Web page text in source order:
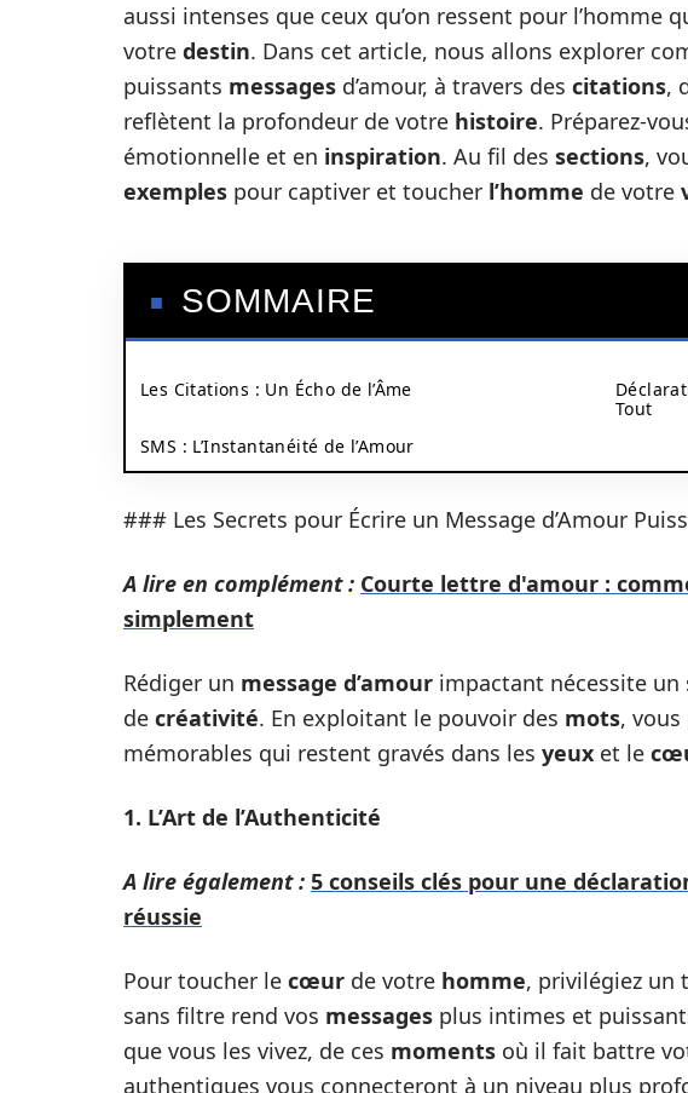
aussi intenses que ceux qu’on ressent pour l’homme
votre destin. Dans cet article, nous allons explorer
puissants messages d’amour, à travers des citations,
reflètent la profondeur de votre histoire. Préparez-
émotionnelle et en inspiration. Au fil des sections,
exemples pour captiver et toucher l’homme de votre
SOMMAIRE
Les Citations : Un Écho de l’Âme
SMS : L’Instantanéité de l’Amour
Tout
### Les Secrets pour Écrire un Message d’Amour
A lire en complément : Courte lettre d'amour :
simplement
Rédiger un message d’amour impactant nécessite un
de créativité. En exploitant le pouvoir des mots, vous
mémorables qui restent gravés dans les yeux et le
1. L’Art de l’Authenticité
A lire également : 5 conseils clés pour une
réussie
Pour toucher le cœur de votre homme, privilégiez un
sans filtre rend vos messages plus intimes et
que vous les vivez, de ces moments où il fait battre
authentiques vous connecteront à un niveau plus